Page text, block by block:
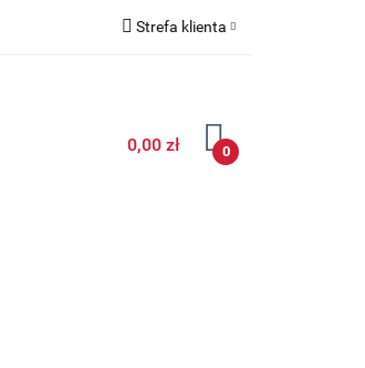
Strefa klienta
Dodaj zgłoszenie
0,00 zł 0